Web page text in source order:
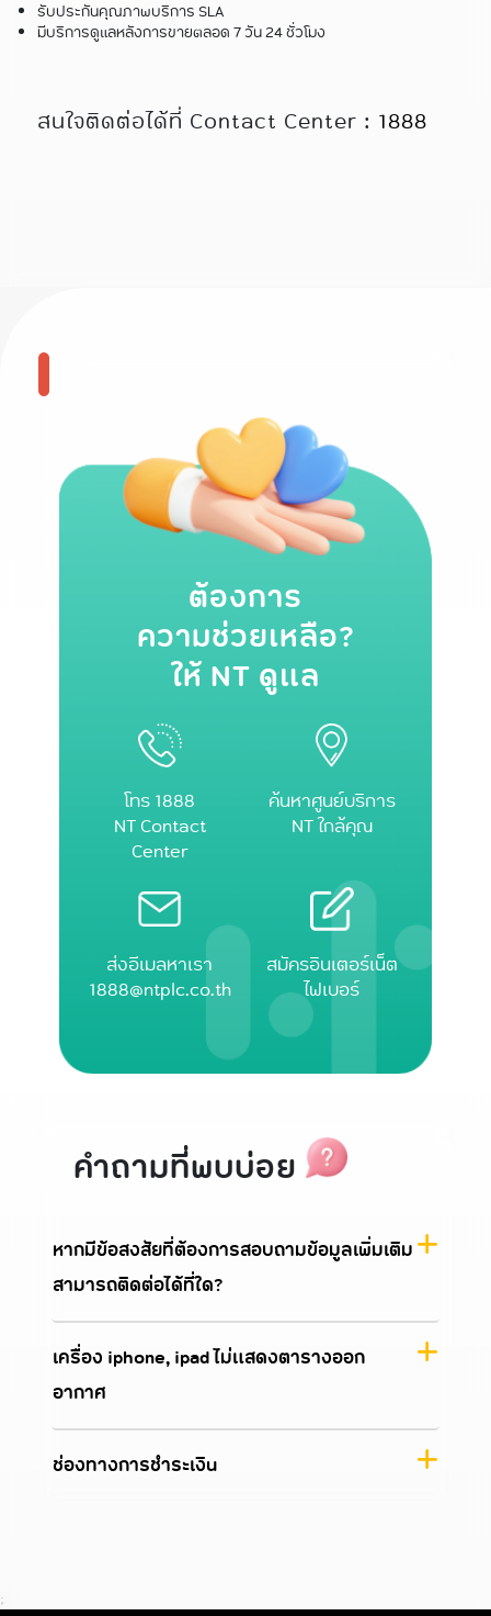
รับประกันคุณภาพบริการ SLA
มีบริการดูแลหลังการขายตลอด 7 วัน 24 ชั่วโมง
สนใจติดต่อได้ที่ Contact Center : 1888
ต้องการ
ความช่วยเหลือ?
ให้ NT ดูแล
โทร 1888
NT Contact
Center
ค้นหาศูนย์บริการ
NT ใกล้คุณ
ส่งอีเมลหาเรา
1888@ntplc.co.th
สมัครอินเตอร์เน็ต
ไฟเบอร์
คำถามที่พบบ่อย
หากมีข้อสงสัยที่ต้องการสอบถามข้อมูลเพิ่มเติม
สามารถติดต่อได้ที่ใด?
เครื่อง iphone, ipad ไม่แสดงตารางออก
อากาศ
ช่องทางการชำระเงิน
;